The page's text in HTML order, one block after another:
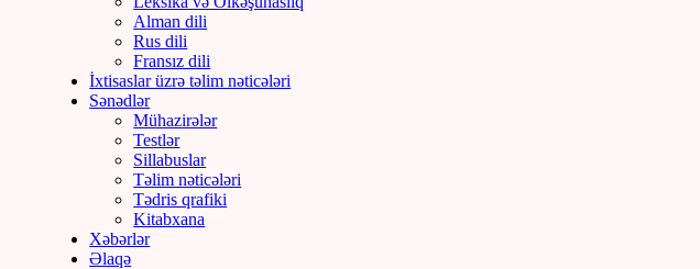
Alman dili
Rus dili
Fransız dili
İxtisaslar üzrə təlim nəticələri
Sənədlər
Mühazirələr
Testlər
Sillabuslar
Təlim nəticələri
Tədris qrafiki
Kitabxana
Xəbərlər
Əlaqə